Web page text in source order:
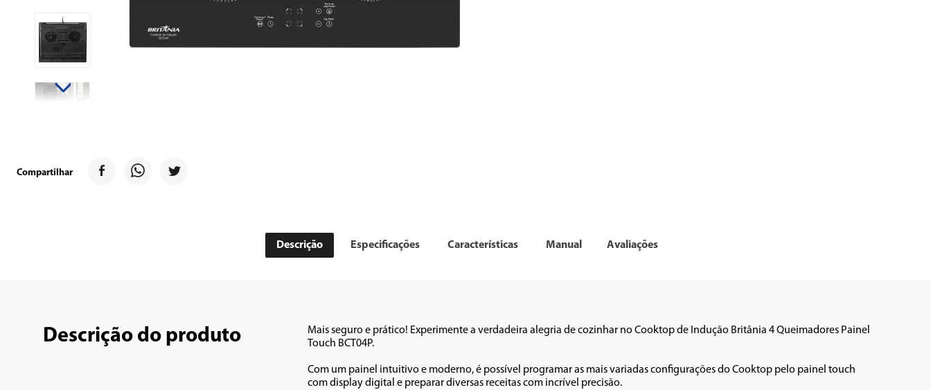
Compartilhar
Descrição Especificações Características Manual Avaliações
Descrição do produto
Mais seguro e prático! Experimente a verdadeira alegria de cozinhar no Cooktop de Indução Britânia 4 Queimadores Painel
Touch BCT04P.
Com um painel intuitivo e moderno, é possível programar as mais variadas configurações do Cooktop pelo painel touch
com display digital e preparar diversas receitas com incrível precisão.